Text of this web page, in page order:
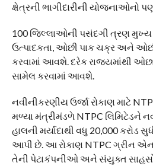
ક્ષેત્રની ભાગીદારીની યોજનાઓનો
100 જિલ્લાઓની પસંદગી ત્રણ
ઉત્પાદકતા, ઓછી પાક ચક્ર અને
કરવામાં આવશે. દરેક રાજ્યમાંથી
સામેલ કરવામાં આવશે.
નવીનીકરણીય ઉર્જા રોકાણ માટે
મળ્યા મંત્રીમંડળે NTPC લિમિટેડને
હાલની મર્યાદાથી વધુ 20,000 કરોડ
આપી છે. આ રોકાણ NTPC ગ્રીન
તેની પેટાકંપનીઓ અને સંયુક્ત સાહસો